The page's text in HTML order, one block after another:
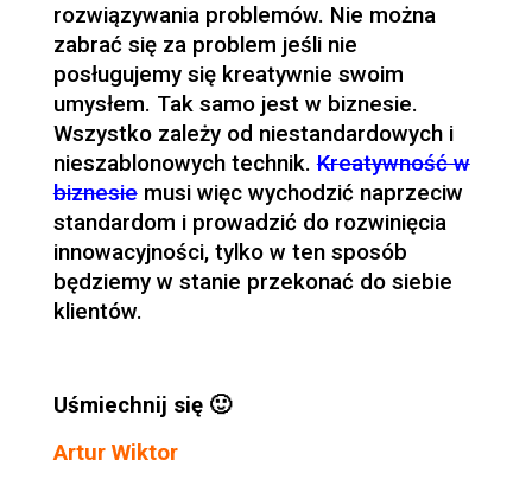
rozwiązywania problemów. Nie można
zabrać się za problem jeśli nie
posługujemy się kreatywnie swoim
umysłem. Tak samo jest w biznesie.
Wszystko zależy od niestandardowych i
nieszablonowych technik.Kreatywność w
biznesiemusi więc wychodzić naprzeciw
standardom i prowadzić do rozwinięcia
innowacyjności, tylko w ten sposób
będziemy w stanie przekonać do siebie
klientów.
Uśmiechnij się 🙂
Artur Wiktor